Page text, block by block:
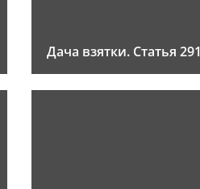
Дача взятки. Статья 291